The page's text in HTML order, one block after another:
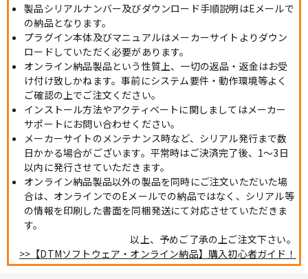
製品シリアルナンバー及びダウンロード手順説明はEメールで
の納品となります。
プラグイン本体及びマニュアルはメーカーサイトよりダウン
ロードしていただく必要があります。
オンライン納品製品という性質上、一切の返品・返金はお受
け付け致しかねます。事前にシステム要件・動作環境等よく
ご確認の上でご注文ください。
インストール方法やアクティベートに関しましてはメーカー
サポートにお問い合わせください。
メーカーサイトのメンテナンス時など、シリアル発行まで数
日かかる場合がございます。平常時はご決済完了後、1～3日
以内に発行させていただきます。
オンライン納品製品以外の製品を同時にご注文いただいた場
合は、オンラインでのEメールでの納品ではなく、シリアル等
の情報を印刷した書面を同梱発送にて対応させていただきま
す。
以上、予めご了承の上ご注文下さい。
>>【DTMソフトウェア・オンライン納品】購入初心者ガイド！